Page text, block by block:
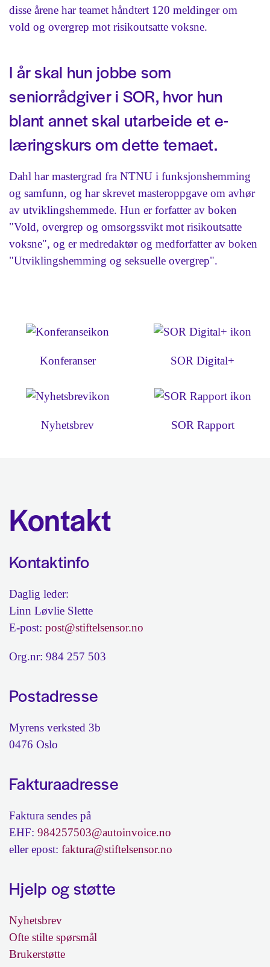
disse årene har teamet håndtert 120 meldinger om
vold og overgrep mot risikoutsatte voksne.
I år skal hun jobbe som
seniorrådgiver i SOR, hvor hun
blant annet skal utarbeide et e-
læringskurs om dette temaet.
Dahl har mastergrad fra NTNU i funksjonshemming
og samfunn, og har skrevet masteroppgave om avhør
av utviklingshemmede. Hun er forfatter av boken
"Vold, overgrep og omsorgssvikt mot risikoutsatte
voksne", og er medredaktør og medforfatter av boken
"Utviklingshemming og seksuelle overgrep".
Konferanser SOR Digital+
Nyhetsbrev SOR Rapport
Kontakt
Kontaktinfo
Daglig leder:
Linn Løvlie Slette
E-post: post@stiftelsensor.no
Org.nr: 984 257 503
Postadresse
Myrens verksted 3b
0476 Oslo
Fakturaadresse
Faktura sendes på
EHF: 984257503@autoinvoice.no
eller epost: faktura@stiftelsensor.no
Hjelp og støtte
Nyhetsbrev
Ofte stilte spørsmål
Brukerstøtte